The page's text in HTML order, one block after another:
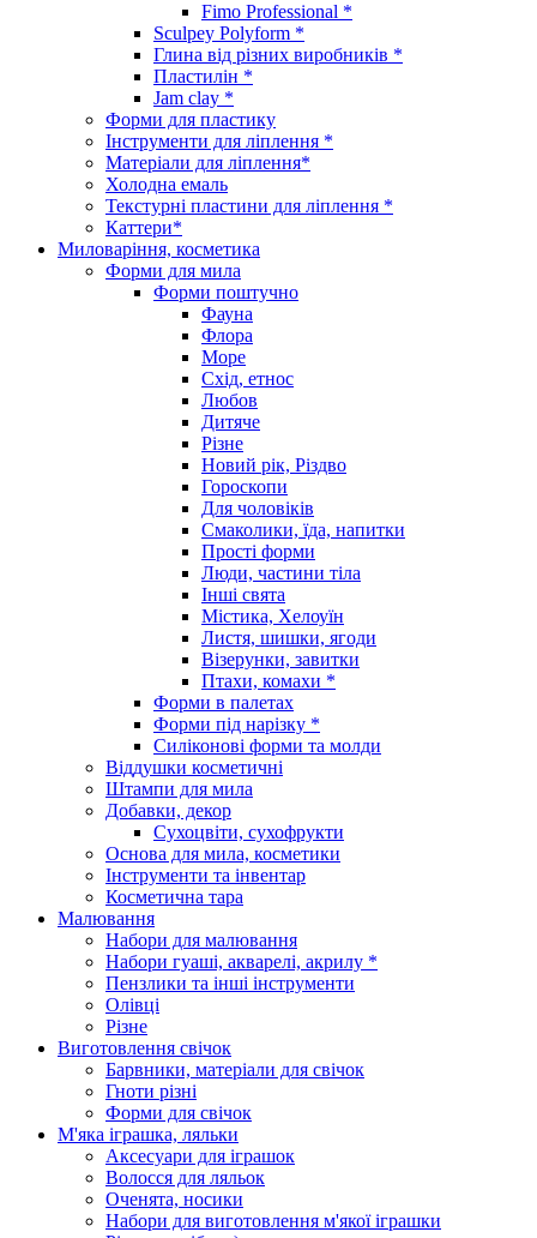
Fimo Professional *
Sculpey Polyform *
Глина від різних виробників *
Пластилін *
Jam clay *
Форми для пластику
Інструменти для ліплення *
Матеріали для ліплення*
Холодна емаль
Текстурні пластини для ліплення *
Каттери*
Миловаріння, косметика
Форми для мила
Форми поштучно
Фауна
Флора
Море
Схід, етнос
Любов
Дитяче
Різне
Новий рік, Різдво
Гороскопи
Для чоловіків
Смаколики, їда, напитки
Прості форми
Люди, частини тіла
Інші свята
Містика, Хелоуїн
Листя, шишки, ягоди
Візерунки, завитки
Птахи, комахи *
Форми в палетах
Форми під нарізку *
Силіконові форми та молди
Віддушки косметичні
Штампи для мила
Добавки, декор
Сухоцвіти, сухофрукти
Основа для мила, косметики
Інструменти та інвентар
Косметична тара
Малювання
Набори для малювання
Набори гуаші, акварелі, акрилу *
Пензлики та інші інструменти
Олівці
Різне
Виготовлення свічок
Барвники, матеріали для свічок
Гноти різні
Форми для свічок
М'яка іграшка, ляльки
Аксесуари для іграшок
Волосся для ляльок
Оченята, носики
Набори для виготовлення м'якої іграшки